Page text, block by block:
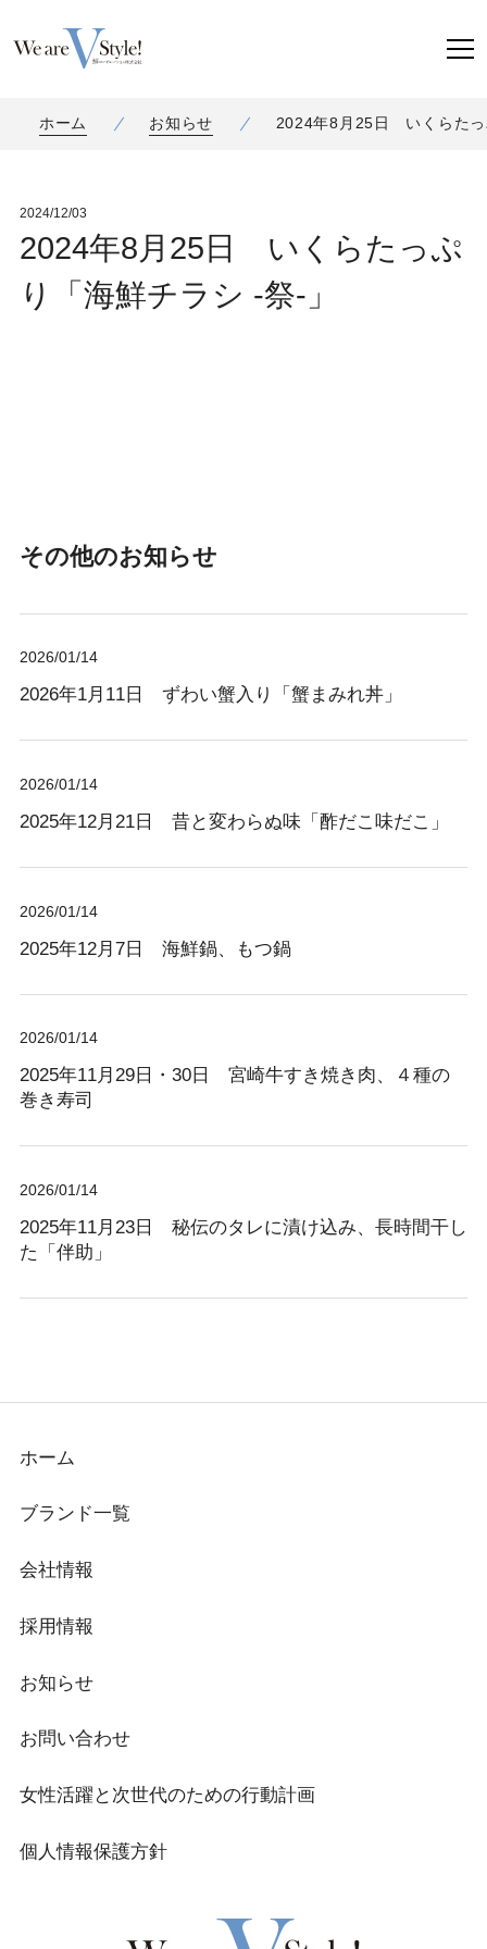
ホーム お知らせ 2024年8月25日 いくらた
2024/12/03
2024年8月25日 いくらたっぷ
り「海鮮チラシ -祭-」
その他のお知らせ
2026/01/14
2026年1月11日 ずわい蟹入り「蟹まみれ丼」
2026/01/14
2025年12月21日 昔と変わらぬ味「酢だこ味だこ」
2026/01/14
2025年12月7日 海鮮鍋、もつ鍋
2026/01/14
2025年11月29日・30日 宮崎牛すき焼き肉、４種の
巻き寿司
2026/01/14
2025年11月23日 秘伝のタレに漬け込み、長時間干し
た「伴助」
ホーム
ブランド一覧
会社情報
採用情報
お知らせ
お問い合わせ
女性活躍と次世代のための行動計画
個人情報保護方針